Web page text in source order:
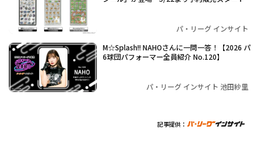
パ・リーグ インサイト
M☆Splash!! NAHOさんに一問一答！【2026 パ
6球団パフォーマー全員紹介 No.120】
パ・リーグ インサイト 池田紗里
記事提供：